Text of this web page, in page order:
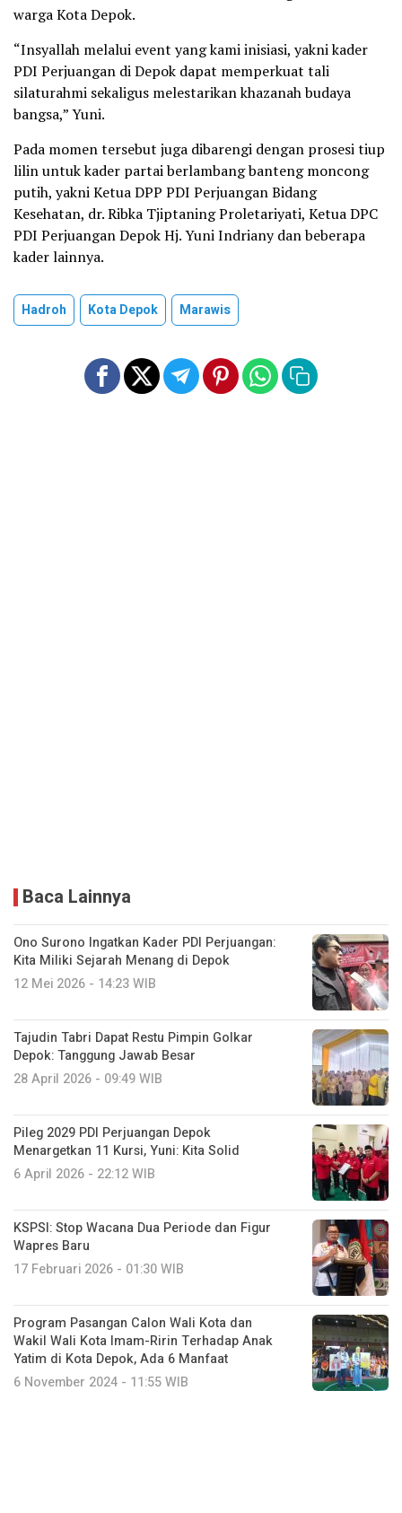
warga Kota Depok.
“Insyallah melalui event yang kami inisiasi, yakni kader
PDI Perjuangan di Depok dapat memperkuat tali
silaturahmi sekaligus melestarikan khazanah budaya
bangsa,” Yuni.
Pada momen tersebut juga dibarengi dengan prosesi tiup
lilin untuk kader partai berlambang banteng moncong
putih, yakni Ketua DPP PDI Perjuangan Bidang
Kesehatan, dr. Ribka Tjiptaning Proletariyati, Ketua DPC
PDI Perjuangan Depok Hj. Yuni Indriany dan beberapa
kader lainnya.
Hadroh Kota Depok Marawis
Baca Lainnya
Ono Surono Ingatkan Kader PDI Perjuangan:
Kita Miliki Sejarah Menang di Depok
12 Mei 2026 - 14:23 WIB
Tajudin Tabri Dapat Restu Pimpin Golkar
Depok: Tanggung Jawab Besar
28 April 2026 - 09:49 WIB
Pileg 2029 PDI Perjuangan Depok
Menargetkan 11 Kursi, Yuni: Kita Solid
6 April 2026 - 22:12 WIB
KSPSI: Stop Wacana Dua Periode dan Figur
Wapres Baru
17 Februari 2026 - 01:30 WIB
Program Pasangan Calon Wali Kota dan
Wakil Wali Kota Imam-Ririn Terhadap Anak
Yatim di Kota Depok, Ada 6 Manfaat
6 November 2024 - 11:55 WIB